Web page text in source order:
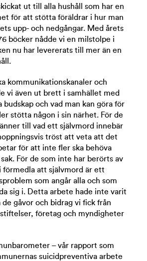
ut till alla hushåll som har en
för att stötta föräldrar i hur man
upp- och nedgångar. Med årets
böcker nådde vi en milstolpe i
nu har levererats till mer än en
kommunikationskanaler och
vi även ut brett i samhället med
budskap och vad man kan göra för
stötta någon i sin närhet. För de
till vad ett självmord innebär
tröst att veta att det
för att inte fler ska behöva
För de som inte har berörts av
förmedla att självmord är ett
som angår alla och som
sig i. Detta arbete hade inte varit
gåvor och bidrag vi fick från
företag och myndigheter
– vår rapport som
suicidpreventiva arbete